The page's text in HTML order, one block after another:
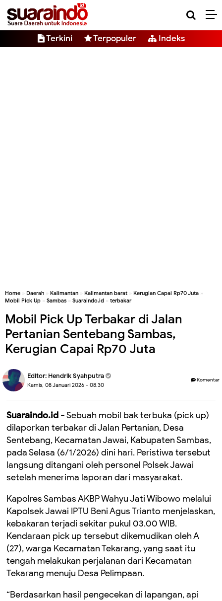
Terkini Terpopuler Indeks
Home » Daerah » Kalimantan » Kalimantan barat » Kerugian Capai Rp70 Juta »
Mobil Pick Up » Sambas » Suaraindo.id » terbakar
Mobil Pick Up Terbakar di Jalan
Pertanian Sentebang Sambas,
Kerugian Capai Rp70 Juta
Editor: Hendrik Syahputra
Kamis, 08 Januari 2026 - 08.30
Komentar
Suaraindo.id -Sebuah mobil bak terbuka (pick up)
dilaporkan terbakar di Jalan Pertanian, Desa
Sentebang, Kecamatan Jawai, Kabupaten Sambas,
pada Selasa (6/1/2026) dini hari. Peristiwa tersebut
langsung ditangani oleh personel Polsek Jawai
setelah menerima laporan dari masyarakat.
Kapolres Sambas AKBP Wahyu Jati Wibowo melalui
Kapolsek Jawai IPTU Beni Agus Trianto menjelaskan,
kebakaran terjadi sekitar pukul 03.00 WIB.
Kendaraan pick up tersebut dikemudikan oleh A
(27), warga Kecamatan Tekarang, yang saat itu
tengah melakukan perjalanan dari Kecamatan
Tekarang menuju Desa Pelimpaan.
“Berdasarkan hasil pengecekan di lapangan, api